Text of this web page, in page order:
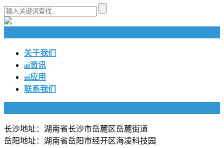
关于我们
ai资讯
ai应用
联系我们
长沙地址：湖南省长沙市岳麓区岳麓街道
岳阳地址：湖南省岳阳市经开区海凌科技园